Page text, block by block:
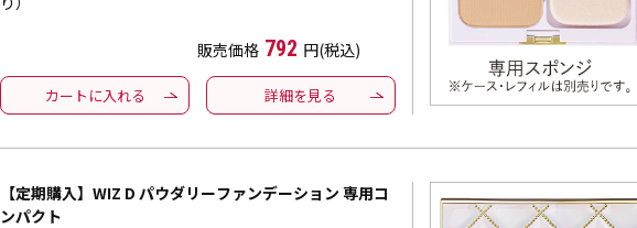
販売価格 792 円(税込)
カートに入れる 詳細を見る
【定期購入】WIZ D パウダリーファンデーション 専用コ
ンパクト